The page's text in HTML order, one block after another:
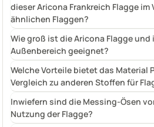
dieser Aricona Frankreich Flagge im
ähnlichen Flaggen?
Wie groß ist die Aricona Flagge und
Außenbereich geeignet?
Welche Vorteile bietet das Material
Vergleich zu anderen Stoffen für
Inwiefern sind die Messing-Ösen
Nutzung der Flagge?